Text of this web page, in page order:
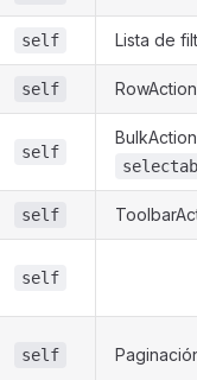
self Lista de
self
self
self
self
self